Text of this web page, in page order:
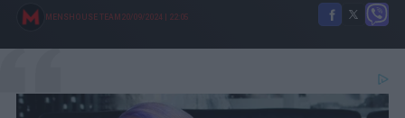
MENSHOUSE TEAM 20/09/2024 22:05